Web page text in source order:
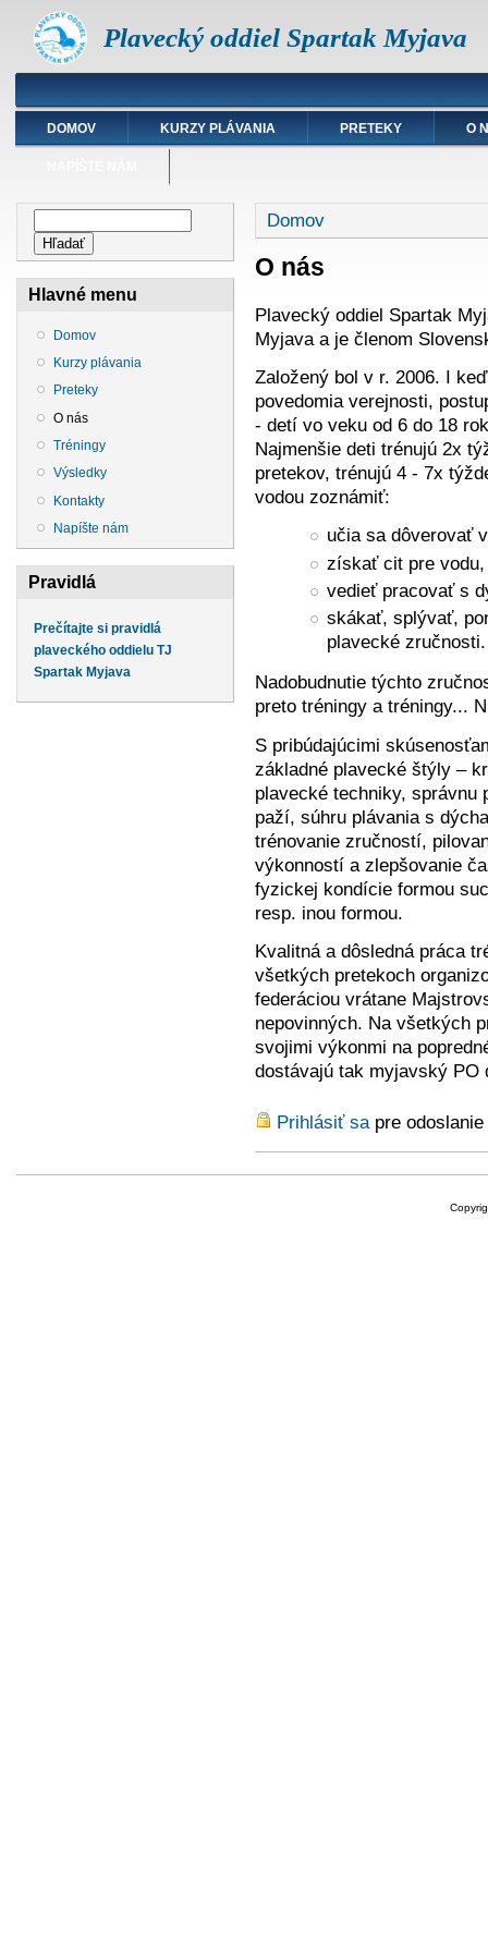
Plavecký oddiel Spartak Myjava
DOMOV KURZY PLÁVANIA PRETEKY O
Hlavné menu
Domov
Kurzy plávania
Preteky
O nás
Tréningy
Výsledky
Kontakty
Napíšte nám
Pravidlá
Prečítajte si pravidlá
plaveckého oddielu TJ
Spartak Myjava
Nachádzate sa tu
Domov
O nás
Plavecký oddiel Spartak
Myjava a je členom
Založený bol v r. 2006. I
povedomia verejnosti,
- detí vo veku od 6 do 18
Najmenšie deti trénujú 2x
pretekov, trénujú 4 - 7x
vodou zoznámiť:
učia sa dôverovať
získať cit pre vodu,
vedieť pracovať s
skákať, splývať,
plavecké zručnosti.
Nadobudnutie týchto
preto tréningy a tréningy...
S pribúdajúcimi
základné plavecké štýly –
plavecké techniky, správnu
paží, súhru plávania s
trénovanie zručností,
výkonností a zlepšovanie
fyzickej kondície formou
resp. inou formou.
Kvalitná a dôsledná práca
všetkých pretekoch
federáciou vrátane
nepovinných. Na všetkých
svojimi výkonmi na
dostávajú tak myjavský PO
Prihlásiť sapre odoslanie